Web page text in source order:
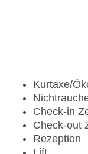
Kurtaxe/
Check-in
Check-out
Rezeption